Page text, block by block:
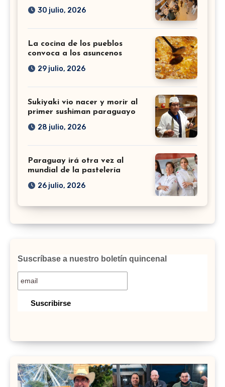
30 julio, 2026
La cocina de los pueblos
convoca a los asuncenos
29 julio, 2026
Sukiyaki vio nacer y morir al
primer sushiman paraguayo
28 julio, 2026
Paraguay irá otra vez al
mundial de la pastelería
26 julio, 2026
Suscríbase a nuestro boletín quincenal